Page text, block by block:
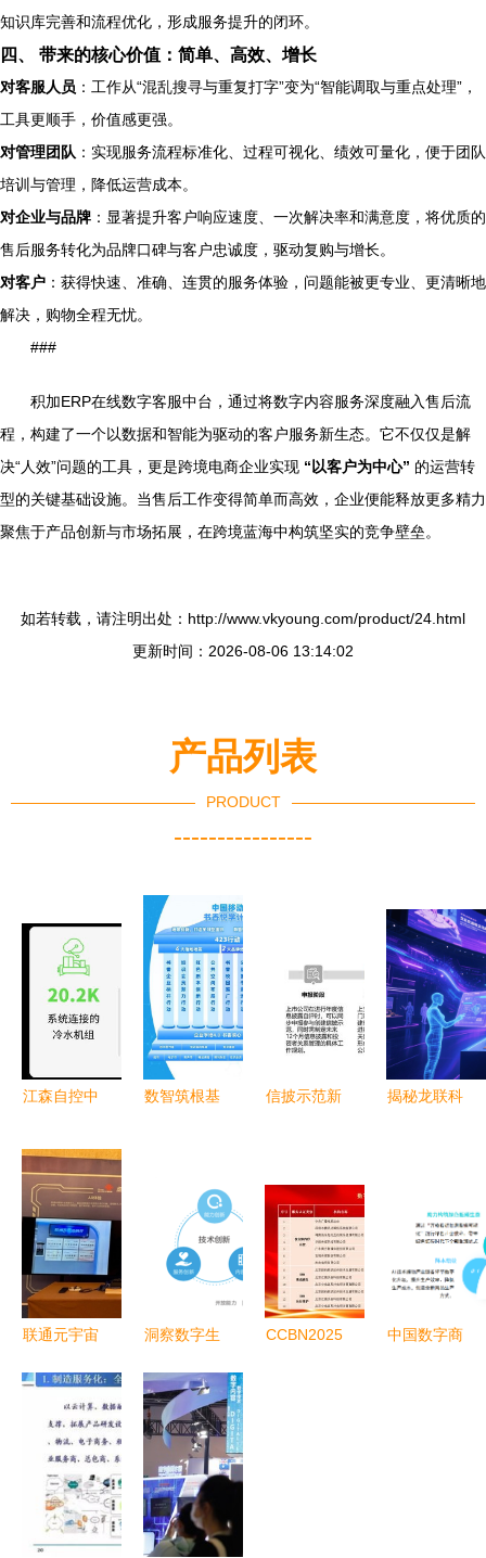
知识库完善和流程优化，形成服务提升的闭环。
四、 带来的核心价值：简单、高效、增长
对客服人员 ：工作从“混乱搜寻与重复打字”变为“智能调取与重点处理”，
工具更顺手，价值感更强。
对管理团队 ：实现服务流程标准化、过程可视化、绩效可量化，便于团队
培训与管理，降低运营成本。
对企业与品牌 ：显著提升客户响应速度、一次解决率和满意度，将优质的
售后服务转化为品牌口碑与客户忠诚度，驱动复购与增长。
对客户 ：获得快速、准确、连贯的服务体验，问题能被更专业、更清晰地
解决，购物全程无忧。
###
积加ERP在线数字客服中台，通过将数字内容服务深度融入售后流
程，构建了一个以数据和智能为驱动的客户服务新生态。它不仅仅是解
决“人效”问题的工具，更是跨境电商企业实现 “以客户为中心” 的运营转
型的关键基础设施。当售后工作变得简单而高效，企业便能释放更多精力
聚焦于产品创新与市场拓展，在跨境蓝海中构筑坚实的竞争壁垒。
如若转载，请注明出处：http://www.vkyoung.com/product/24.html
更新时间：2026-08-06 13:14:02
产品列表
PRODUCT
----------------
江森自控中
队成立 开
启数字化转
型新篇章
数智筑根基
度参与第五
届全民阅读
大会赋能行
业共发展
信披示范新
临时公告格
式调整与市
鲶效应
揭秘龙联科
下勇立潮
头？
联通元宇宙
推出“潮人
元宇宙”，
助推潮汕数
字经济数字
内容服务
洞察数字生
华为2018
终端云服务
白皮书揭
示“十大发
现”
CCBN2025
中国数字商